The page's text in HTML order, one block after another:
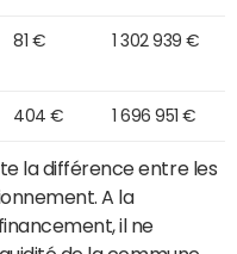
81 € 1 302 939 €
404 € 1 696 951 €
la différence entre les
A la
il ne